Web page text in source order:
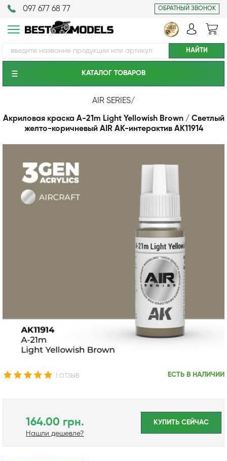
097 677 68 77 ОБРАТНЫЙ ЗВОНОК
КАТАЛОГ ТОВАРОВ
AIR SERIES/
Акриловая краска A-21m Light Yellowish Brown / Светлый
желто-коричневый AIR АК-интерактив AK11914
1 ОТЗЫВ ЕСТЬ В НАЛИЧИИ
164.00 грн.
Нашли дешевле?
КУПИТЬ CЕЙЧАС